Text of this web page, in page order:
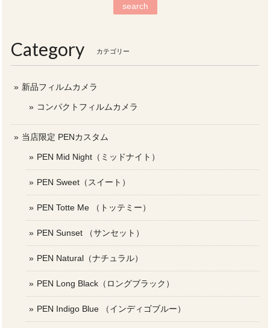
search
Category カテゴリー
新品フィルムカメラ
コンパクトフィルムカメラ
当店限定 PENカスタム
PEN Mid Night（ミッドナイト）
PEN Sweet（スイート）
PEN Totte Me （トッテミー）
PEN Sunset （サンセット）
PEN Natural（ナチュラル）
PEN Long Black（ロングブラック）
PEN Indigo Blue （インディゴブルー）